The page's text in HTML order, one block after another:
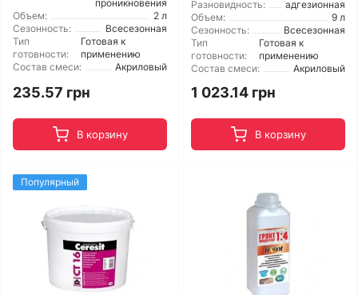
проникновения
Объем:
2 л
Сезонность:
Всесезонная
Тип
готовности:
Готовая к
применению
Состав смеси:
Акриловый
235.57 грн
В корзину
Разновидность:
адгезионная
Объем:
9 л
Сезонность:
Всесезонная
Тип
готовности:
Готовая к
применению
Состав смеси:
Акриловый
1 023.14 грн
В корзину
Популярный